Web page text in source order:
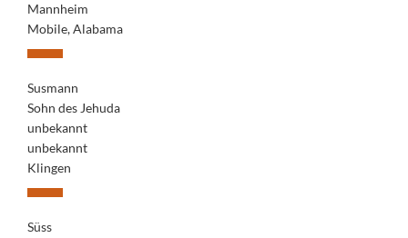
Mannheim
Mobile, Alabama
Susmann
Sohn des Jehuda
unbekannt
unbekannt
Klingen
Süss